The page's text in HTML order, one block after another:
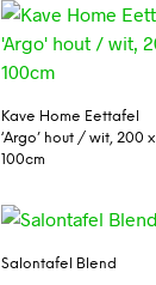
Kave Home Eettafel
‘Argo’ hout / wit, 200 x
100cm
Salontafel Blend